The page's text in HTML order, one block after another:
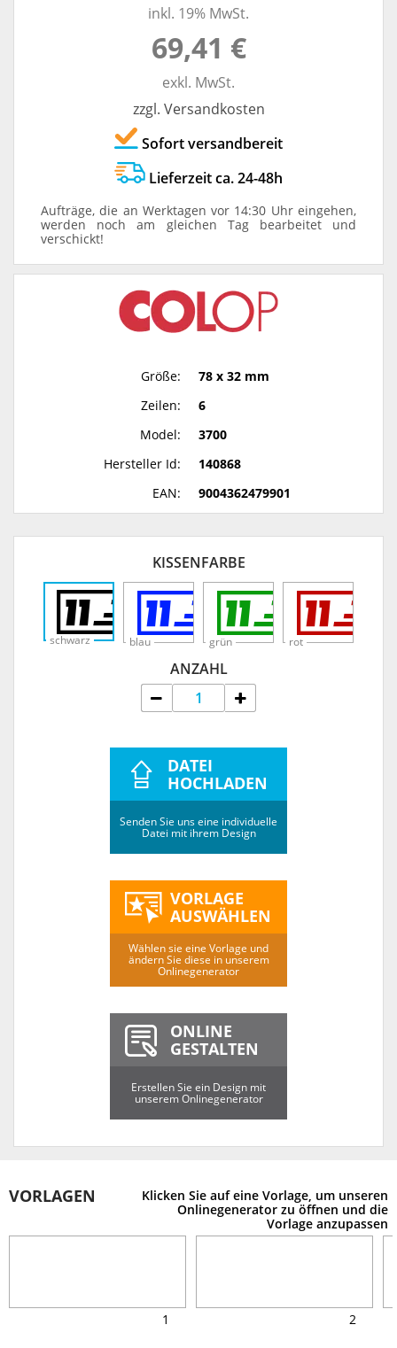
inkl. 19% MwSt.
69,41 €
exkl. MwSt.
zzgl. Versandkosten
Sofort versandbereit
Lieferzeit ca. 24-48h
Aufträge, die an Werktagen vor 14:30 Uhr eingehen,
werden noch am gleichen Tag bearbeitet und
verschickt!
Größe:
78 x 32 mm
Zeilen:
6
Model:
3700
Hersteller Id:
140868
EAN:
9004362479901
KISSENFARBE
schwarz blau grün rot
ANZAHL
DATEI
HOCHLADEN
Senden Sie uns eine individuelle
Datei mit ihrem Design
VORLAGE
AUSWÄHLEN
Wählen sie eine Vorlage und
ändern Sie diese in unserem
Onlinegenerator
ONLINE
GESTALTEN
Erstellen Sie ein Design mit
unserem Onlinegenerator
VORLAGEN
Klicken Sie auf eine Vorlage, um unseren
Onlinegenerator zu öffnen und die
Vorlage anzupassen
1 2